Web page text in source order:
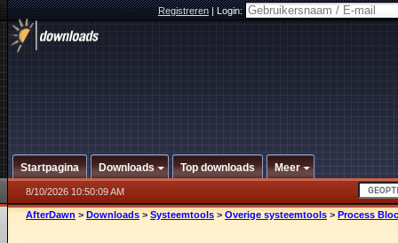
Registreren|Login:
Startpagina Downloads Top downloads Meer
8/10/2026 10:50:09 AM
AfterDawn > Downloads > Systeemtools > Overige systeemtools > Process